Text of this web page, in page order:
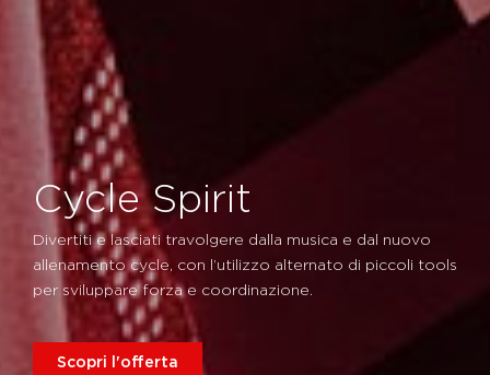
Cycle Spirit
Divertiti e lasciati travolgere dalla musica e dal nuovo
allenamento cycle, con l’utilizzo alternato di piccoli tools
per sviluppare forza e coordinazione.
Scopri l'offerta